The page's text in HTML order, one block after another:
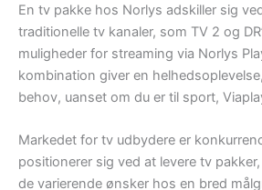
En tv pakke hos Norlys adskiller sig
traditionelle tv kanaler, som TV 2 og
muligheder for streaming via Norlys
kombination giver en
behov, uanset om du er til sport,
Markedet for tv udbydere er
positionerer sig ved at levere tv
de varierende ønsker hos en bred